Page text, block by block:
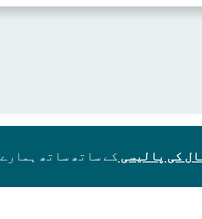
کی پالیسی کے ساتھ ساتھ ہمارے nPerf ٹیسٹ